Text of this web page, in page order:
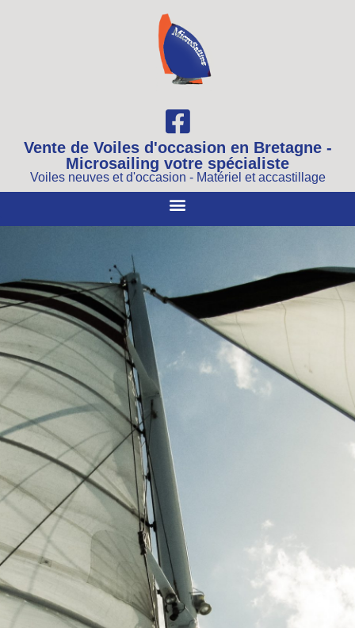
Vente de Voiles d'occasion en Bretagne -
Microsailing votre spécialiste
Voiles neuves et d'occasion - Matériel et accastillage